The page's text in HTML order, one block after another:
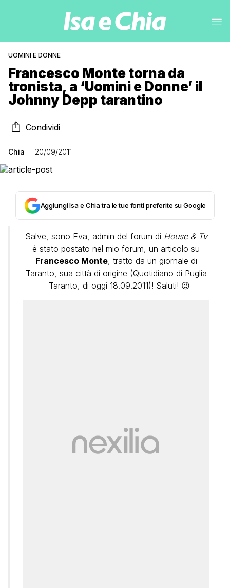
UOMINI E DONNE
Francesco Monte torna da
tronista, a ‘Uomini e Donne’ il
Johnny Depp tarantino
Condividi
Chia 20/09/2011
Aggiungi Isa e Chia tra le tue fonti preferite su Google
Salve, sono Eva, admin del forum di House & Tv
è stato postato nel mio forum, un articolo su
Francesco Monte, tratto da un giornale di
Taranto, sua città di origine (Quotidiano di Puglia
– Taranto, di oggi 18.09.2011)! Saluti! 😉